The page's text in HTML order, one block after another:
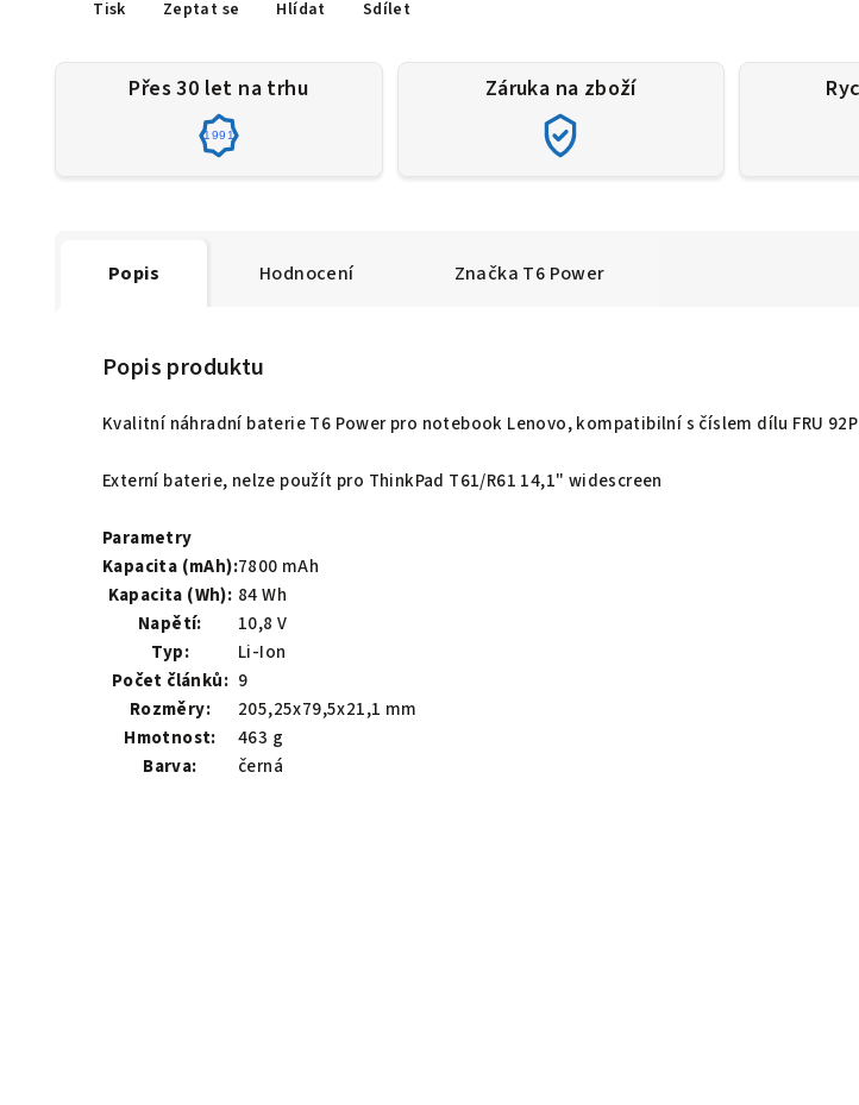
Tisk Zeptat se Hlídat Sdílet
Přes 30 let na trhu
1991
Záruka na zboží
Popis Hodnocení Značka T6 Power
Popis produktu
Kvalitní náhradní baterie T6 Power pro notebook Lenovo, kompatibilní s číslem dílu FRU
Externí baterie, nelze použít pro ThinkPad T61/R61 14,1" widescreen
Parametry
Kapacita (mAh):7800 mAh
Kapacita (Wh): 84 Wh
Napětí:
10,8 V
Typ:
Li-Ion
Počet článků: 9
Rozměry:
205,25x79,5x21,1 mm
Hmotnost:
463 g
Barva:
černá